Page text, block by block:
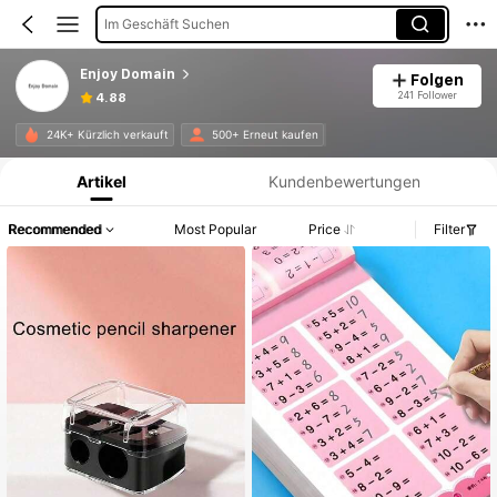
Im Geschäft Suchen
Enjoy Domain
4.88
Folgen
241 Follower
24K+ Kürzlich verkauft 500+ Erneut kaufen
Produktinformation: Preisangabe, Verkaufs- und Lagerbestandsdetails.
Artikel Kundenbewertungen
Recommended Most Popular Price Filter